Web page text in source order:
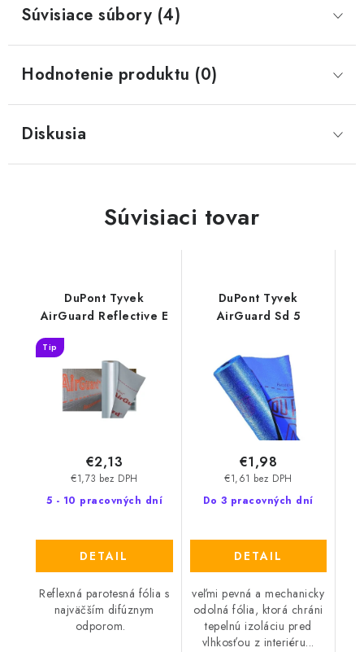
Súvisiace súbory (4)
Hodnotenie produktu (0)
Diskusia
Súvisiaci tovar
DuPont Tyvek
AirGuard Reflective E
Tip
5 - 10 pracovných dní
€1,73 bez DPH
€2,13
DETAIL
Reflexná parotesná fólia s
najväčším difúznym
odporom.
DuPont Tyvek
AirGuard Sd 5
Do 3 pracovných dní
€1,61 bez DPH
€1,98
DETAIL
veľmi pevná a mechanicky
odolná fólia, ktorá chráni
tepelnú izoláciu pred
vlhkosťou z interiéru...